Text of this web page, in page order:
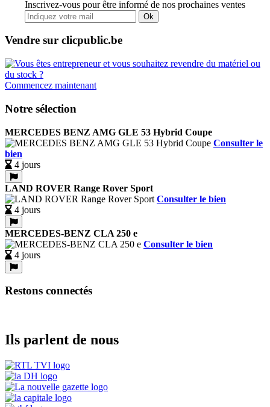
Inscrivez-vous pour être informé de nos prochaines ventes
Ok
Vendre sur clicpublic.be
Commencez maintenant
Notre sélection
MERCEDES BENZ AMG GLE 53 Hybrid Coupe
Consulter le
bien
4 jours
LAND ROVER Range Rover Sport
Consulter le bien
4 jours
MERCEDES-BENZ CLA 250 e
Consulter le bien
4 jours
Restons connectés
Ils parlent de nous